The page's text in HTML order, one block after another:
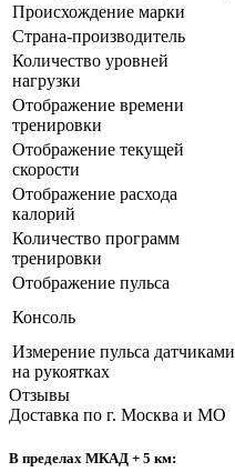
Происхождение марки
Страна-производитель
Количество уровней
нагрузки
Отображение времени
тренировки
Отображение текущей
скорости
Отображение расхода
калорий
Количество программ
тренировки
Отображение пульса
Консоль
Измерение пульса датчиками
на рукоятках
Отзывы
Доставка по г. Москва и МО
В пределах МКАД + 5 км: